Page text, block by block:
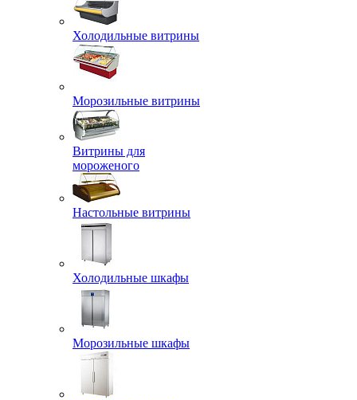
Холодильные витрины
Морозильные витрины
Витрины для
мороженого
Настольные витрины
Холодильные шкафы
Морозильные шкафы